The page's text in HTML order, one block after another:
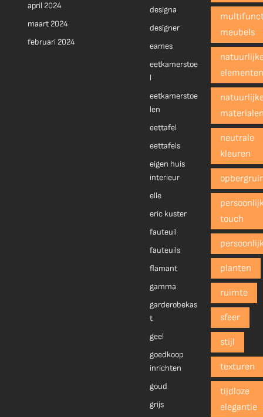
april 2024
maart 2024
februari 2024
designa
designer
eames
eetkamerstoe
l
eetkamerstoe
len
eettafel
eettafels
eigen huis
interieur
elle
eric kuster
fauteuil
fauteuils
flamant
gamma
garderobekas
t
geel
goedkoop
inrichten
goud
grijs
meubels
neutrale
kleuren
touch
planten
ruimte
sfeer
stijl
texturen
tijdloze
elegantie